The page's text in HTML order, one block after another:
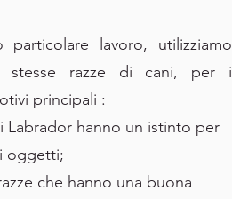
particolare lavoro, utilizziamo
stesse razze di cani, per i
principali :
Labrador hanno un istinto per
oggetti;
che hanno una buona